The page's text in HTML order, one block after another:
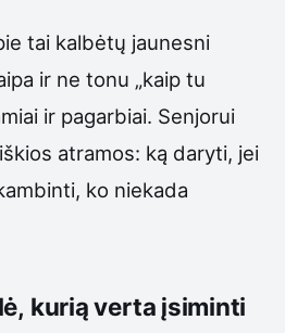
tai kalbėtų jaunesni
ir ne tonu „kaip tu
ir pagarbiai. Senjorui
atramos: ką daryti, jei
ko niekada
kurią verta įsiminti